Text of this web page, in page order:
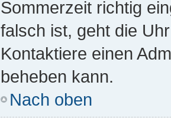
Sommerzeit richtig
falsch ist, geht die
Kontaktiere einen
beheben kann.
Nach oben